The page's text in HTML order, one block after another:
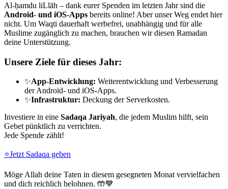
Al-ḥamdu liLlāh – dank eurer Spenden im letzten Jahr sind die
Android- und iOS-Apps bereits online! Aber unser Weg endet hier
nicht. Um Waqti dauerhaft werbefrei, unabhängig und für alle
Muslime zugänglich zu machen, brauchen wir diesen Ramadan
deine Unterstützung.
Unsere Ziele für dieses Jahr:
✨App-Entwicklung: Weiterentwicklung und Verbesserung
der Android- und iOS-Apps.
✨Infrastruktur: Deckung der Serverkosten.
Investiere in eine Sadaqa Jariyah, die jedem Muslim hilft, sein
Gebet pünktlich zu verrichten.
Jede Spende zählt!
⭐Jetzt Sadaqa geben
Möge Allah deine Taten in diesem gesegneten Monat vervielfachen
und dich reichlich belohnen. 🤲💙